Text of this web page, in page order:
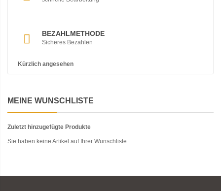
BEZAHLMETHODE
Sicheres Bezahlen
Kürzlich angesehen
MEINE WUNSCHLISTE
Zuletzt hinzugefügte Produkte
Sie haben keine Artikel auf Ihrer Wunschliste.